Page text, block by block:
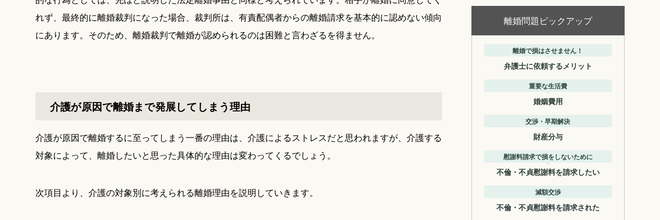
れず、最終的に離婚裁判になった場合、裁判所は、有責配偶者からの離婚請求を基本的に認めない傾向
にあります。そのため、離婚裁判で離婚が認められるのは困難と言わざるを得ません。
介護が原因で離婚まで発展してしまう理由
介護が原因で離婚するに至ってしまう一番の理由は、介護によるストレスだと思われますが、介護する
対象によって、離婚したいと思った具体的な理由は変わってくるでしょう。
次項目より、介護の対象別に考えられる離婚理由を説明していきます。
離婚問題ピックアップ
離婚で損はさせません！
弁護士に依頼するメリット
重要な生活費
婚姻費用
交渉・早期解決
財産分与
慰謝料請求で損をしないために
不倫・不貞慰謝料を請求したい
減額交渉
不倫・不貞慰謝料を請求された